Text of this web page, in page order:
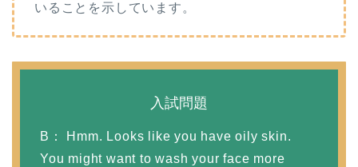
いることを示しています。
入試問題
B： Hmm. Looks like you have oily skin.
You might want to wash your face more